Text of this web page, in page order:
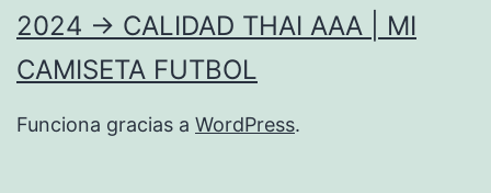
2024 → CALIDAD THAI AAA | MI
CAMISETA FUTBOL
Funciona gracias a WordPress.